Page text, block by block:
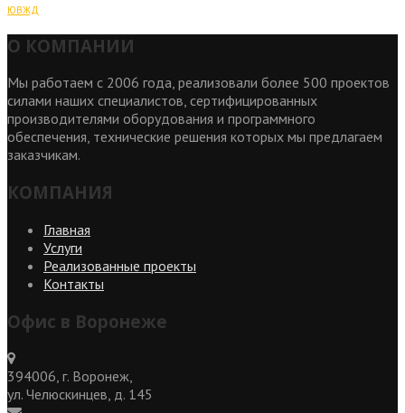
ЮВЖД
О КОМПАНИИ
Мы работаем с 2006 года, реализовали более 500 проектов
силами наших специалистов, сертифицированных
производителями оборудования и программного
обеспечения, технические решения которых мы предлагаем
заказчикам.
КОМПАНИЯ
Главная
Услуги
Реализованные проекты
Контакты
Офис в Воронеже
394006, г. Воронеж,
ул. Челюскинцев, д. 145